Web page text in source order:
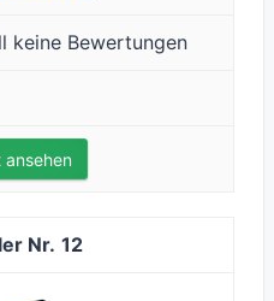
keine Bewertungen
12